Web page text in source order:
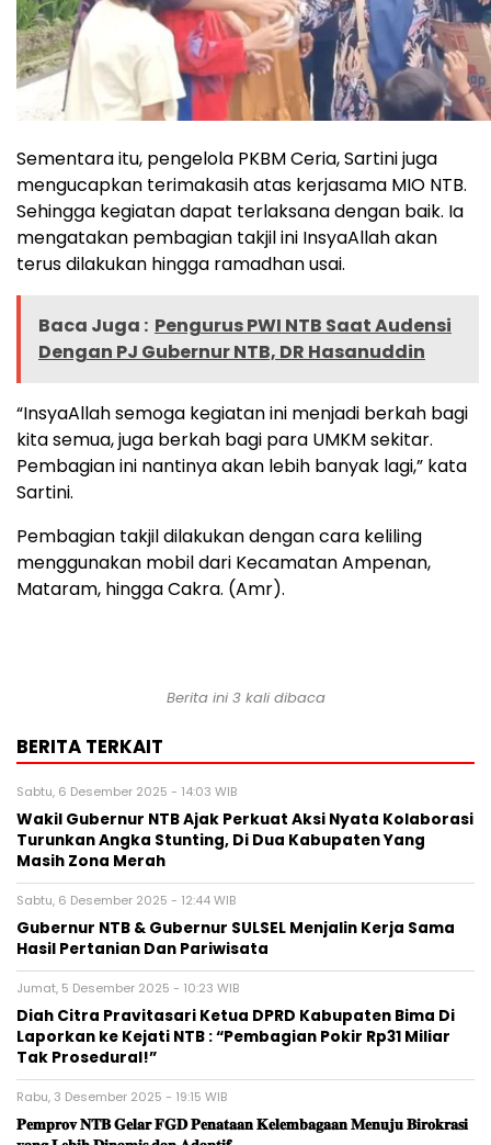
Sementara itu, pengelola PKBM Ceria, Sartini juga
mengucapkan terimakasih atas kerjasama MIO NTB.
Sehingga kegiatan dapat terlaksana dengan baik. Ia
mengatakan pembagian takjil ini InsyaAllah akan
terus dilakukan hingga ramadhan usai.
Baca Juga : Pengurus PWI NTB Saat Audensi
Dengan PJ Gubernur NTB, DR Hasanuddin
“InsyaAllah semoga kegiatan ini menjadi berkah bagi
kita semua, juga berkah bagi para UMKM sekitar.
Pembagian ini nantinya akan lebih banyak lagi,” kata
Sartini.
Pembagian takjil dilakukan dengan cara keliling
menggunakan mobil dari Kecamatan Ampenan,
Mataram, hingga Cakra. (Amr).
Berita ini 3 kali dibaca
BERITA TERKAIT
Sabtu, 6 Desember 2025 - 14:03 WIB
Wakil Gubernur NTB Ajak Perkuat Aksi Nyata Kolaborasi
Turunkan Angka Stunting, Di Dua Kabupaten Yang
Masih Zona Merah
Sabtu, 6 Desember 2025 - 12:44 WIB
Gubernur NTB & Gubernur SULSEL Menjalin Kerja Sama
Hasil Pertanian Dan Pariwisata
Jumat, 5 Desember 2025 - 10:23 WIB
Diah Citra Pravitasari Ketua DPRD Kabupaten Bima Di
Laporkan ke Kejati NTB : “Pembagian Pokir Rp31 Miliar
Tak Prosedural!”
Rabu, 3 Desember 2025 - 19:15 WIB
𝐏𝐞𝐦𝐩𝐫𝐨𝐯 𝐍𝐓𝐁 𝐆𝐞𝐥𝐚𝐫 𝐅𝐆𝐃 𝐏𝐞𝐧𝐚𝐭𝐚𝐚𝐧 𝐊𝐞𝐥𝐞𝐦𝐛𝐚𝐠𝐚𝐚𝐧 𝐌𝐞𝐧𝐮𝐣𝐮 𝐁𝐢𝐫𝐨𝐤𝐫𝐚𝐬𝐢